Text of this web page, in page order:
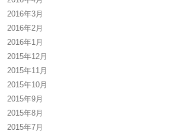
2016年3月
2016年2月
2016年1月
2015年12月
2015年11月
2015年10月
2015年9月
2015年8月
2015年7月